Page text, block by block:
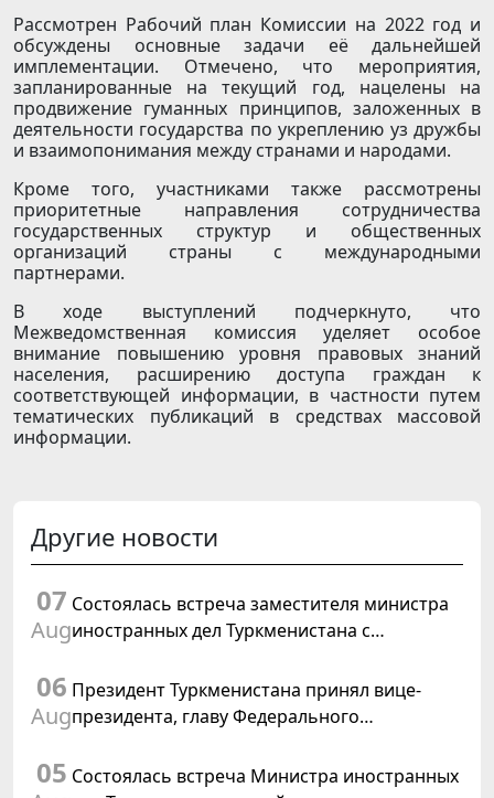
Рассмотрен Рабочий план Комиссии на 2022 год и
обсуждены основные задачи её дальнейшей
имплементации. Отмечено, что мероприятия,
запланированные на текущий год, нацелены на
продвижение гуманных принципов, заложенных в
деятельности государства по укреплению уз дружбы
и взаимопонимания между странами и народами.
Кроме того, участниками также рассмотрены
приоритетные направления сотрудничества
государственных структур и общественных
организаций страны с международными
партнерами.
В ходе выступлений подчеркнуто, что
Межведомственная комиссия уделяет особое
внимание повышению уровня правовых знаний
населения, расширению доступа граждан к
соответствующей информации, в частности путем
тематических публикаций в средствах массовой
информации.
Другие новости
07
Aug
Состоялась встреча заместителя министра
иностранных дел Туркменистана с
Туркменистане
06
Aug
Президент Туркменистана принял вице-
президента, главу Федерального
Швейцарской Конфедерации
05 Состоялась встреча Министра иностранных